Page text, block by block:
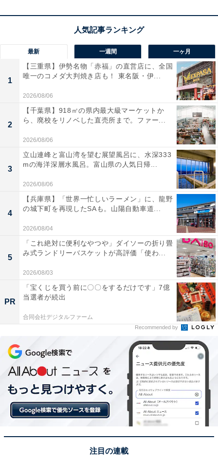
パナソニックの「EZ75A7LS2G-H」は、
バーです。
ヘッド長118mmという非常にコンパクトな設
でありながら、長いネジ締めも力強くスピーディーに
こなせるパワーが魅力ですね。
大容量の18V 4.2Ahバッテリーが2個付属しているため、
充電切れを心配することなく長時間の作業に集中できま
す。取り回しが良く、ハードな現場環境でも大活躍する
頼もしい相棒です！
パナソニックのインパクトドライバー
「EZ75A7LS2G-H」の口コミは？
パナソニックのインパクトドライバー「EZ75A7LS2G-
H」には以下のような口コミが寄せられています。
本体が非常に軽くてコンパクトなので狭い場所での
防塵耐水性能がしっかりしているので屋外での急な
雨でも安心して使えます
長時間の作業でもバッテリーが驚くほど長持ちする
ので作業がスムーズです
過酷な現場でも長く安心して使いたい人や、取り回しの
良さを重視する人には、おすすめの商品といえそうで
す。
最新 一週間 一ヶ月
1
【三重県】伊勢名物「赤福」の直営店に、全国
唯一のコメダ大判焼き店も！ 東名阪・伊...
2026/08/06
2
【千葉県】918㎡の県内最大級マーケットか
ら、廃校をリノベした直売所まで。ファー...
2026/08/06
3
立山連峰と富山湾を望む展望風呂に、水深333
mの海洋深層水風呂。富山県の人気日帰...
2026/08/06
4
【兵庫県】「世界一忙しいラーメン」に、龍野
の城下町を再現したSAも。山陽自動車道...
2026/08/04
5
「これ絶対に便利なやつや」ダイソーの折り畳
み式ランドリーバスケットが高評価「使わ...
2026/08/03
PR
「宝くじを買う前に〇〇をするだけです」7億
当選者が続出
合同会社デジタルファーム
Recommended by
注目の連載